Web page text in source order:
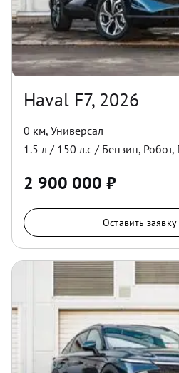
Haval F7, 2026
0 км, Универсал
1.5 л / 150 л.с / Бензин, Робот,
2 900 000 ₽
Оставить заявку